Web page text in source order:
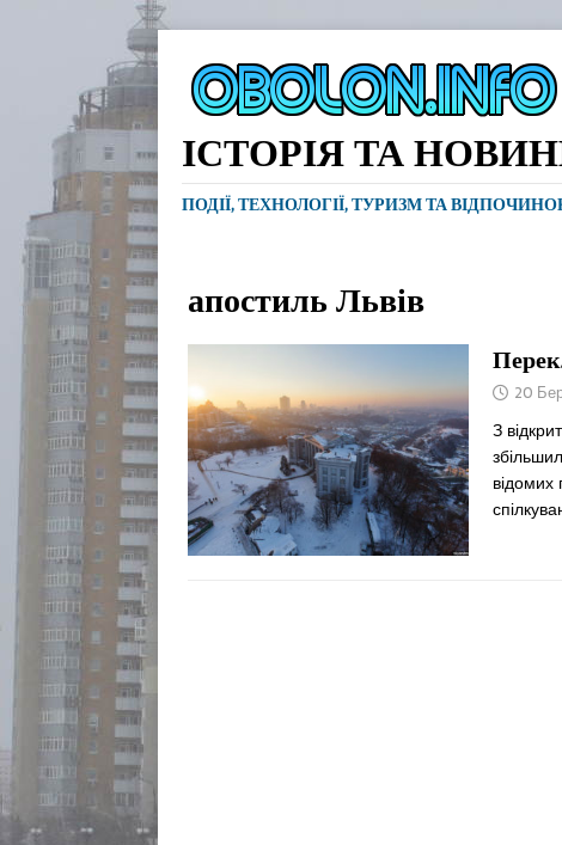
ІСТОРІЯ ТА
ПОДІЇ, ТЕХНОЛОГІЇ, ТУРИЗМ ТА
апостиль Львів
20
З
відомих